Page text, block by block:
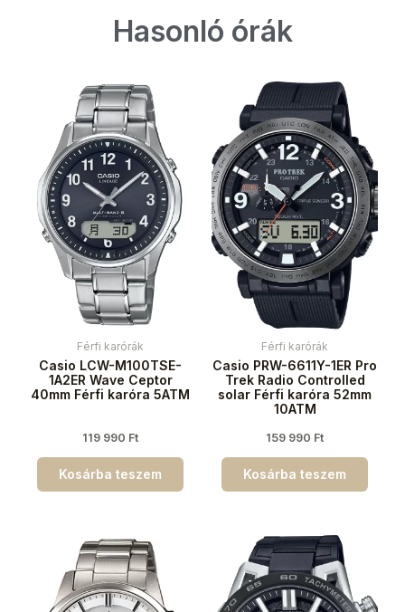
Hasonló órák
Férfi karórák
Casio LCW-M100TSE-
1A2ER Wave Ceptor
40mm Férfi karóra 5ATM
119 990 Ft
Kosárba teszem
Férfi karórák
Casio PRW-6611Y-1ER Pro
Trek Radio Controlled
solar Férfi karóra 52mm
10ATM
159 990 Ft
Kosárba teszem